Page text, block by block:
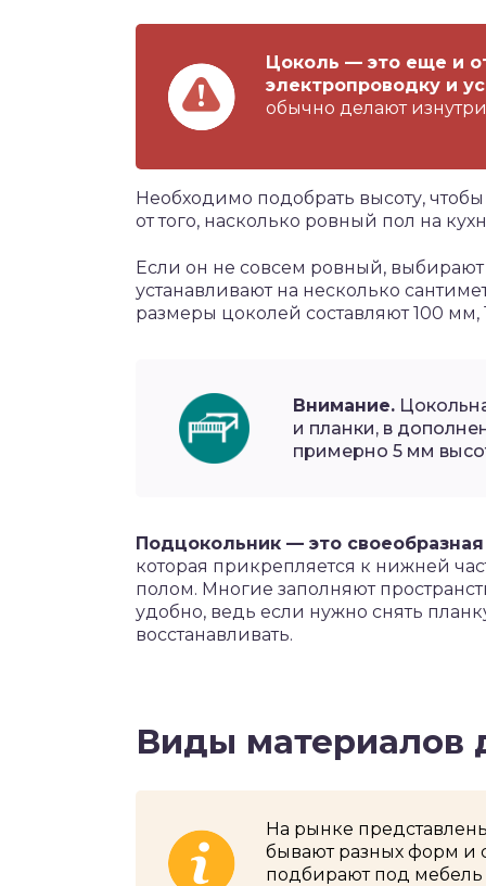
Цоколь — это еще и
электропроводку и
обычно делают
Необходимо подобрать высоту,
от того, насколько ровный пол на
Если он не совсем ровный,
устанавливают на несколько
размеры цоколей составляют 100 мм,
Внимание.
и планки, в
примерно 5 мм
Подцокольник — это
которая прикрепляется к нижней
полом. Многие заполняют
удобно, ведь если нужно снять
восстанавливать.
Виды материалов
На рынке
бывают разных форм и
подбирают под